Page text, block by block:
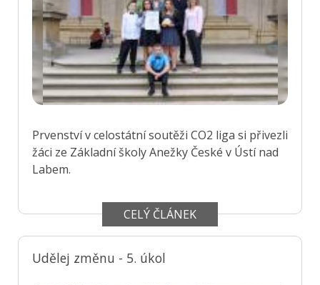
Prvenství v celostátní soutěži CO2 liga si přivezli
žáci ze Základní školy Anežky České v Ústí nad
Labem.
CELÝ ČLÁNEK
Udělej změnu - 5. úkol